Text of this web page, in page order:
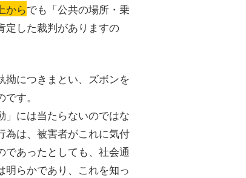
からでも「公共の場所・乗
定した裁判がありますの
拗につきまとい、ズボンを
す。
」には当たらないのではな
為は、被害者がこれに気付
あったとしても、社会通
らかであり、これを知っ